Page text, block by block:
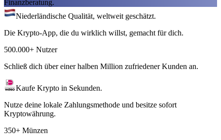
Finanzberatung.
Niederländische Qualität, weltweit geschätzt.
Die Krypto-App, die du wirklich willst, gemacht für dich.
500.000+ Nutzer
Schließ dich über einer halben Million zufriedener Kunden an.
Kaufe Krypto in Sekunden.
Nutze deine lokale Zahlungsmethode und besitze sofort
Kryptowährung.
350+ Münzen